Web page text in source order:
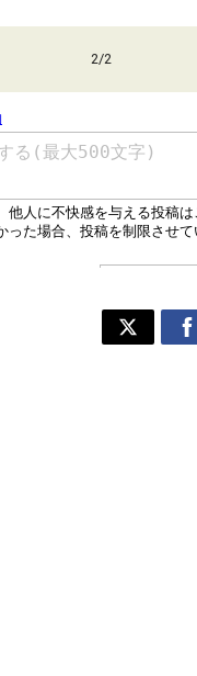
2/2